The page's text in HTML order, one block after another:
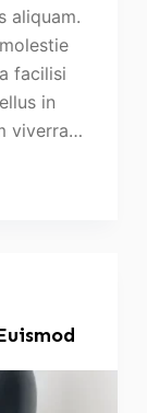
aliquam.
facilisi
in
viverra…